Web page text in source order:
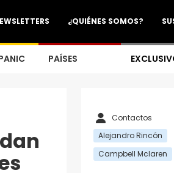
¿QUIÉNES SOMOS?
PAÍSES
Contactos
Alejandro Rincón
Campbell Mclaren